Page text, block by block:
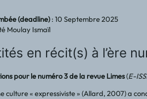
(deadline): 10 Septembre 2025
Moulay Ismaïl
en récit(s) à l’ère
pour le numéro 3 de la revue Limes(E-
culture « expressiviste » (Allard, 2007) a